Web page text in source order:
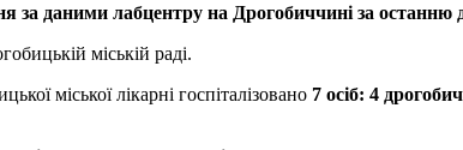
за даними лабцентру на Дрогобиччині за останню
міській раді.
міської лікарні госпіталізовано 7 осіб: 4